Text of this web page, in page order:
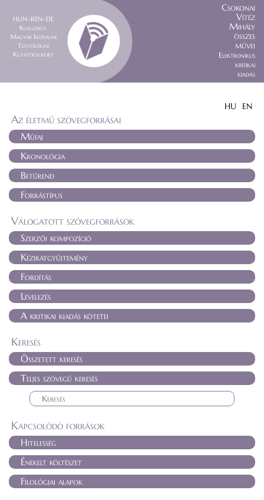
HUN–REN–DE
Klasszikus
Magyar Irodalmi
Textológiai
Kutatócsoport
Csokonai
Vitéz
Mihály
összes
művei
Elektronikus
kritikai
kiadás
HU EN
Az életmű szövegforrásai
Műfaj
Kronológia
Betűrend
Forrástípus
Válogatott szövegforrások
Szerzői kompozíció
Kéziratgyűjtemény
Fordítás
Levelezés
A kritikai kiadás kötetei
Keresés
Összetett keresés
Teljes szövegű keresés
Kapcsolódó források
Hitelesség
Énekelt költészet
Filológiai alapok